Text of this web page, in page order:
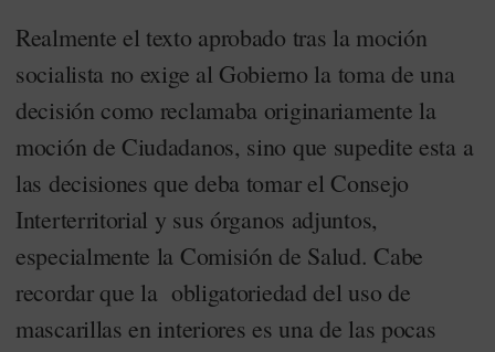
Realmente el texto aprobado tras la moción
socialista no exige al Gobierno la toma de una
decisión como reclamaba originariamente la
moción de Ciudadanos, sino que supedite esta a
las decisiones que deba tomar el Consejo
Interterritorial y sus órganos adjuntos,
especialmente la Comisión de Salud. Cabe
recordar que la obligatoriedad del uso de
mascarillas en interiores es una de las pocas